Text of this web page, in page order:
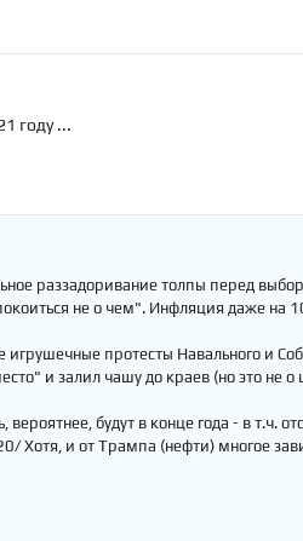
году ...
раззадоривание толпы перед
не о чем". Инфляция даже на
протесты Навального и
и залил чашу до краев (но это не о
будут в конце года - в т.ч.
Хотя, и от Трампа (нефти) многое